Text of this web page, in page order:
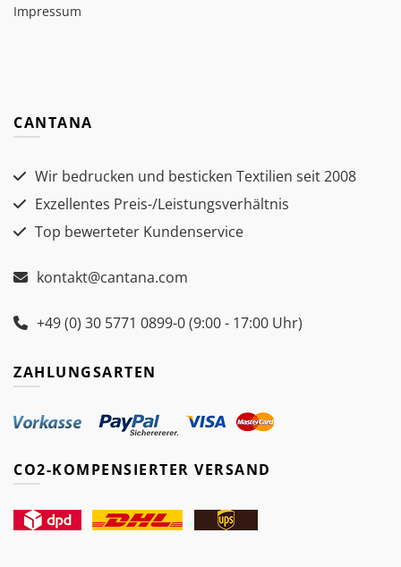
Impressum
CANTANA
Wir bedrucken und besticken Textilien seit 2008
Exzellentes Preis-/Leistungsverhältnis
Top bewerteter Kundenservice
kontakt@cantana.com
+49 (0) 30 5771 0899-0 (9:00 - 17:00 Uhr)
ZAHLUNGSARTEN
CO2-KOMPENSIERTER VERSAND